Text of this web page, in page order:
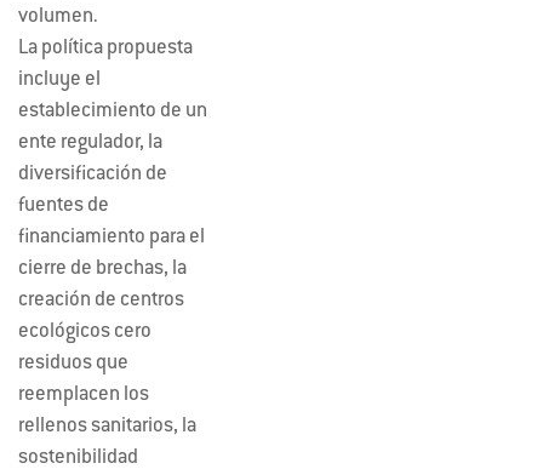
volumen.
La política propuesta
incluye el
establecimiento de un
ente regulador, la
diversificación de
fuentes de
financiamiento para el
cierre de brechas, la
creación de centros
ecológicos cero
residuos que
reemplacen los
rellenos sanitarios, la
sostenibilidad